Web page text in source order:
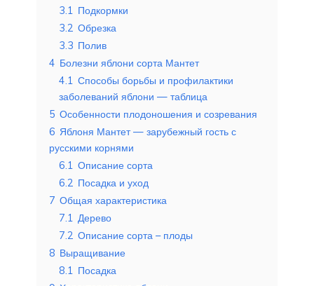
3.1 Подкормки
3.2 Обрезка
3.3 Полив
4 Болезни яблони сорта Мантет
4.1 Способы борьбы и профилактики
заболеваний яблони — таблица
5 Особенности плодоношения и созревания
6 Яблоня Мантет — зарубежный гость с
русскими корнями
6.1 Описание сорта
6.2 Посадка и уход
7 Общая характеристика
7.1 Дерево
7.2 Описание сорта – плоды
8 Выращивание
8.1 Посадка